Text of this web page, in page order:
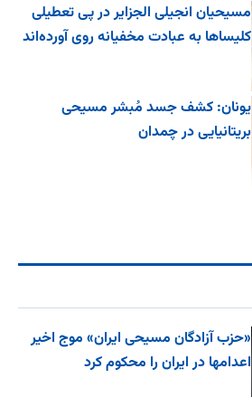
مسیحیان انجیلی الجزایر در پی تعطیلی
کلیساها به عبادت مخفیانه روی آورده‌اند
یونان: کشف جسد مُبشر مسیحی
بریتانیایی در چمدان
«حزب آزادگان مسیحی ایران» موج اخیر
اعدامها در ایران را محکوم کرد